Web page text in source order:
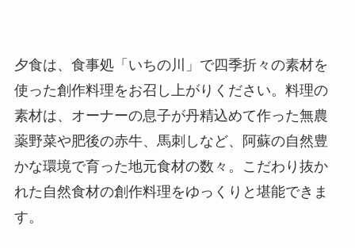
夕食は、食事処「いちの川」で四季折々の素材を
使った創作料理をお召し上がりください。料理の
素材は、オーナーの息子が丹精込めて作った無農
薬野菜や肥後の赤牛、馬刺しなど、阿蘇の自然豊
かな環境で育った地元食材の数々。こだわり抜か
れた自然食材の創作料理をゆっくりと堪能できま
す。